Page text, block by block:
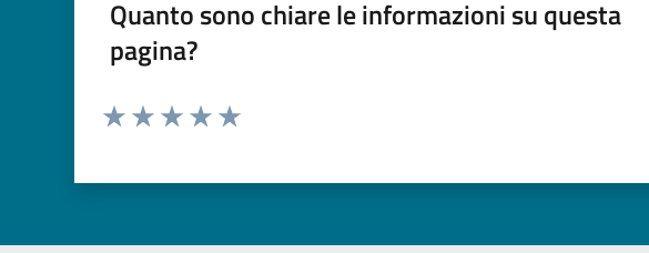
Quanto sono chiare le informazioni su questa
pagina?